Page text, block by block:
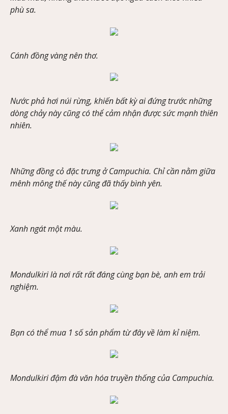
phù sa.
Cánh đồng vàng nên thơ.
Nước phả hơi núi rừng, khiến bất kỳ ai đứng trước những
dòng chảy này cũng có thể cảm nhận được sức mạnh thiên
nhiên.
Những đồng cỏ đặc trưng ở Campuchia. Chỉ cần nằm giữa
mênh mông thế này cũng đã thấy bình yên.
Xanh ngát một màu.
Mondulkiri là nơi rất rất đáng cùng bạn bè, anh em trải
nghiệm.
Bạn có thể mua 1 số sản phẩm từ đây về làm kỉ niệm.
Mondulkiri đậm đà văn hóa truyền thống của Campuchia.